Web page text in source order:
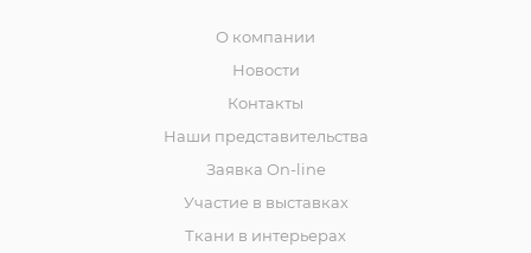
О компании
Новости
Контакты
Наши представительства
Заявка On-line
Участие в выставках
Ткани в интерьерах